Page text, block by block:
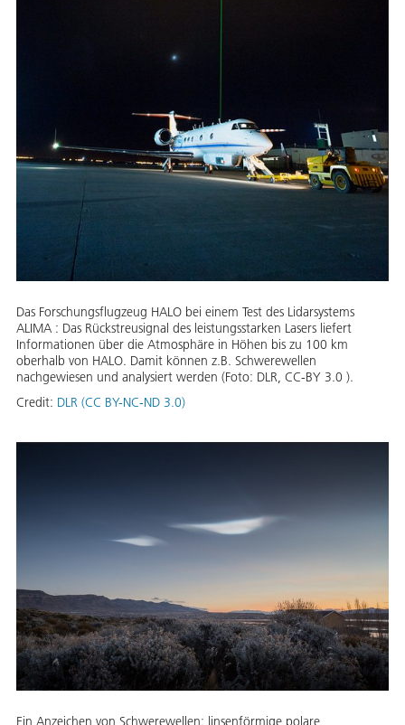
Das Forschungsflugzeug HALO bei einem Test des Lidarsystems
ALIMA : Das Rückstreusignal des leistungsstarken Lasers liefert
Informationen über die Atmosphäre in Höhen bis zu 100 km
oberhalb von HALO. Damit können z.B. Schwerewellen
nachgewiesen und analysiert werden (Foto: DLR, CC-BY 3.0 ).
Credit: DLR (CC BY-NC-ND 3.0)
Ein Anzeichen von Schwerewellen: linsenförmige polare